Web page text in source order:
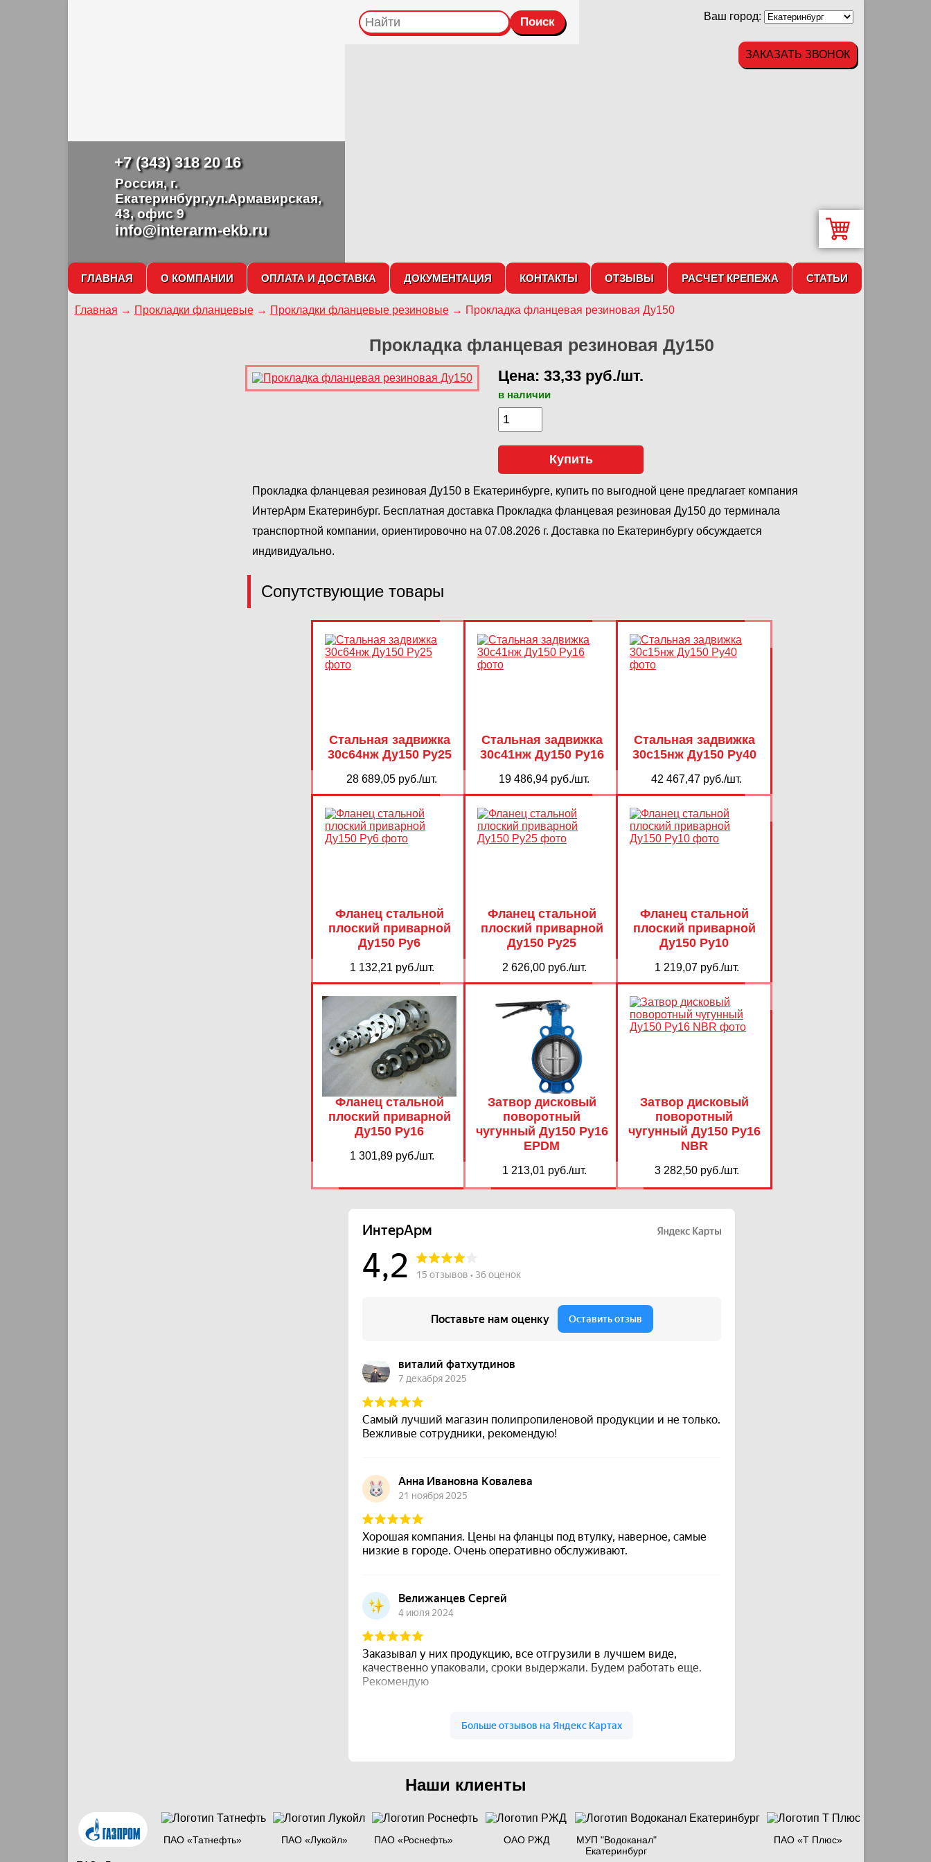
+7 (343) 318 20 16
Россия, г.
Екатеринбург,ул.Армавирская,
43, офис 9
info@interarm-ekb.ru
ЗАКАЗАТЬ ЗВОНОК
Ваш город:
ГЛАВНАЯ О КОМПАНИИ ОПЛАТА И ДОСТАВКА ДОКУМЕНТАЦИЯ КОНТАКТЫ ОТЗЫВЫ РАСЧЕТ КРЕПЕЖА СТАТЬИ
Главная → Прокладки фланцевые→ Прокладки фланцевые резиновые→ Прокладка фланцевая резиновая Ду150
Прокладка фланцевая резиновая Ду150
Цена: 33,33 руб./шт.
в наличии
Купить
Прокладка фланцевая резиновая Ду150 в Екатеринбурге, купить по выгодной цене предлагает компания
ИнтерАрм Екатеринбург. Бесплатная доставка Прокладка фланцевая резиновая Ду150 до терминала
транспортной компании, ориентировочно на 07.08.2026 г. Доставка по Екатеринбургу обсуждается
индивидуально.
Сопутствующие товары
Стальная задвижка
30с64нж Ду150 Ру25
28 689,05 руб./шт.
Стальная задвижка
30с41нж Ду150 Ру16
19 486,94 руб./шт.
Стальная задвижка
30с15нж Ду150 Ру40
42 467,47 руб./шт.
Фланец стальной
плоский приварной
Ду150 Ру6
1 132,21 руб./шт.
Фланец стальной
плоский приварной
Ду150 Ру25
2 626,00 руб./шт.
Фланец стальной
плоский приварной
Ду150 Ру10
1 219,07 руб./шт.
Фланец стальной
плоский приварной
Ду150 Ру16
1 301,89 руб./шт.
Затвор дисковый
поворотный
чугунный Ду150 Ру16
EPDM
1 213,01 руб./шт.
Затвор дисковый
поворотный
чугунный Ду150 Ру16
NBR
3 282,50 руб./шт.
Наши клиенты
ПАО «Татнефть» ПАО «Лукойл» ПАО «Роснефть» ОАО РЖД
МУП "Водоканал"
Екатеринбург
ПАО «Т Плюс»